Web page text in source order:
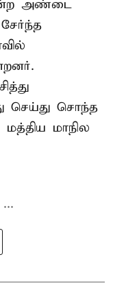
அண்டை
வில்
செய்து சொந்த
மத்திய மாநில